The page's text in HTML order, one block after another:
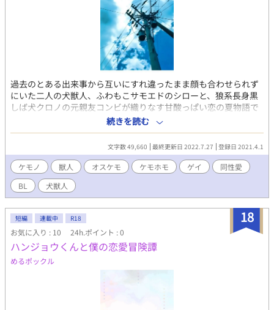
過去のとある出来事から互いにすれ違ったまま顔も合わせられず
にいた二人の犬獣人、ふわもこサモエドのシローと、狼系長身黒
しば犬クロノの元親友コンビが織りなす甘酸っぱい恋の夏物語で
続きを読む
文字数 49,660 最終更新日 2022.7.27 登録日 2021.4.1
ケモノ 獣人 オスケモ ケモホモ ゲイ
同性愛
BL
犬獣人
18
短編 連載中 R18
お気に入り : 10 24h.ポイント : 0
ハンジョウくんと僕の恋愛冒険譚
めるポックル